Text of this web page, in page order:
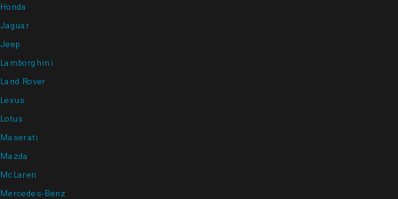
Honda
Jaguar
Jeep
Lamborghini
Land Rover
Lexus
Lotus
Maserati
Mazda
McLaren
Mercedes-Benz